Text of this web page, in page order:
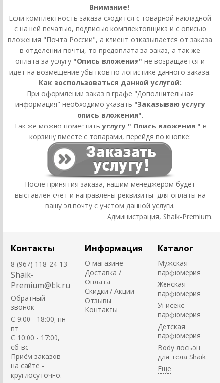
Внимание!
Если комплектность заказа сходится с товарной накладной
с нашей печатью, подписью комплектовщика и с описью
вложения "Почта России", а клиент отказывается от заказа
в отделении почты, то предоплата за заказ, а так же
оплата за услугу "Опись вложения" не возращается и
идет на возмещение убытков по логистике данного заказа.
Как воспользоваться данной услугой:
При оформлении заказ в графе "Дополнительная
информация" необходимо указать "Заказываю услугу
опись вложения".
Так же можно поместитьуслугу " Опись вложения " в
корзину вместе с товарами, перейдя по кнопке:
После принятия заказа, нашим менеджером будет
выставлен счёт и направлены реквизиты для оплаты на
вашу эл.почту с учётом данной услуги.
Администрация, Shaik-Premium.
Контакты
8 (967) 118-24-13
Shaik-
Premium@bk.ru
Обратный
звонок
C 9:00 - 18:00, пн-
пт
С 10:00 - 17:00,
сб-вс
Приём заказов
на сайте -
круглосуточно.
Информация
О магазине
Доставка /
Оплата
Скидки / Акции
Отзывы
Контакты
Каталог
Мужская
парфюмерия
Женская
парфюмерия
Унисекс
парфюмерия
Детская
парфюмерия
Body лосьон
для тела Shaik